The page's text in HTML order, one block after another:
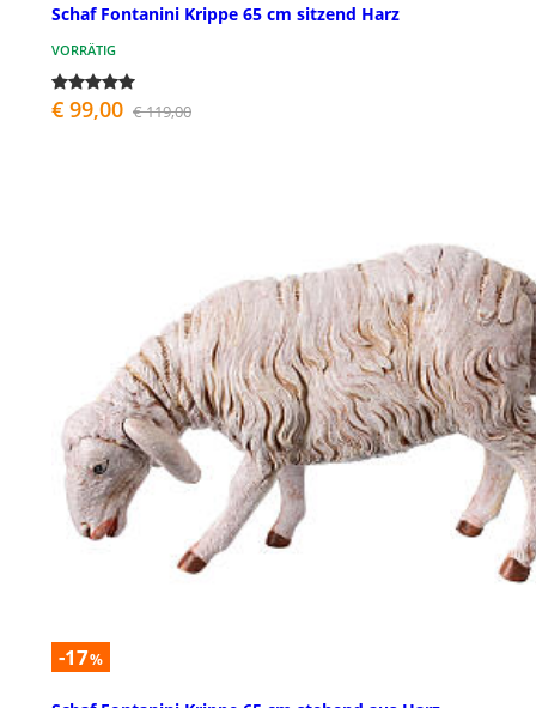
Schaf Fontanini Krippe 65 cm sitzend Harz
VORRÄTIG
€ 99,00 € 119,00
-17%